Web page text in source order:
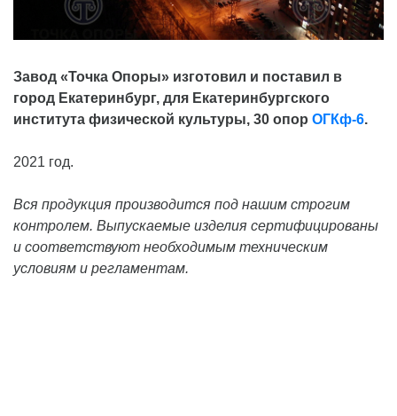
Завод «Точка Опоры» изготовил и поставил в
город Екатеринбург, для Екатеринбургского
института физической культуры, 30 опор ОГКф-6.
2021 год.
Вся продукция производится под нашим строгим
контролем. Выпускаемые изделия сертифицированы
и соответствуют необходимым техническим
условиям и регламентам.